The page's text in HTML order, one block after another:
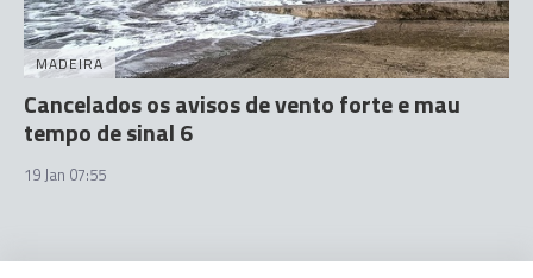
MADEIRA
Cancelados os avisos de vento forte e mau
tempo de sinal 6
19 Jan 07:55